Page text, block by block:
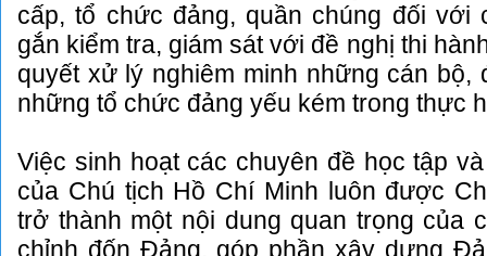
cấp, tổ chức đảng, quần chúng đối với
gắn kiểm tra, giám sát với đề nghị thi
quyết xử lý nghiêm minh những cán bộ,
những tổ chức đảng yếu kém trong thực
Việc sinh hoạt các chuyên đề học tập
của Chú tịch Hồ Chí Minh luôn được
trở thành một nội dung quan trọng của
chỉnh đốn Đảng, góp phần xây dựng